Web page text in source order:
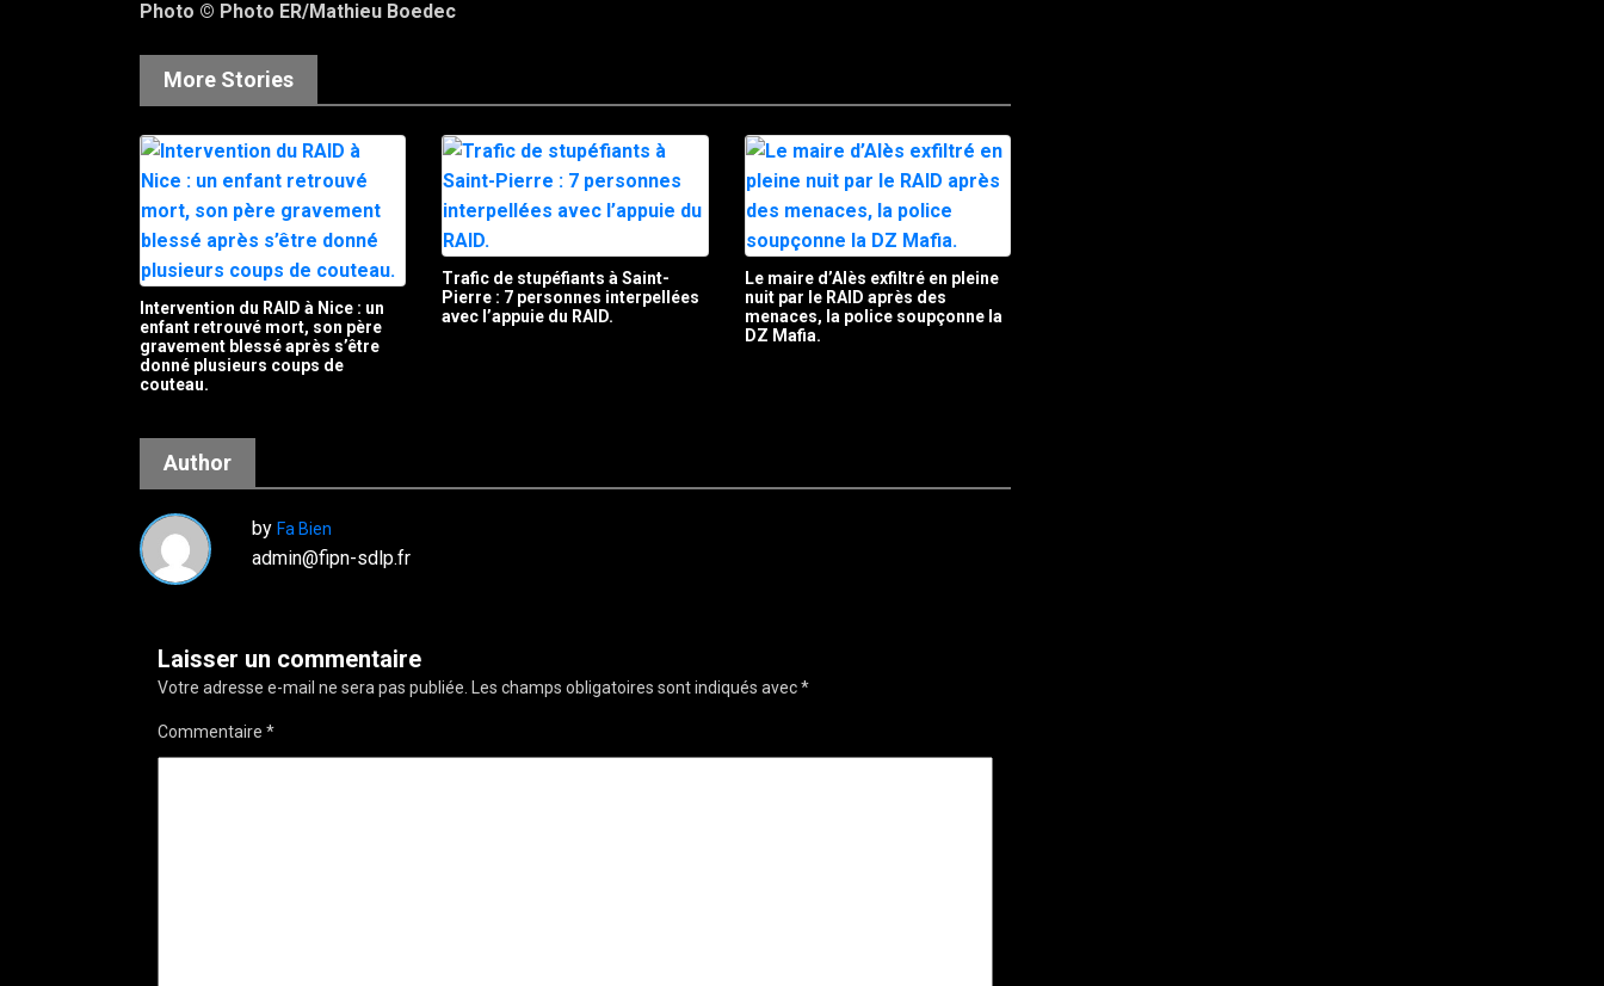
Photo © Photo ER/Mathieu Boedec
More Stories
Intervention du RAID à Nice : un
enfant retrouvé mort, son père
gravement blessé après s’être
donné plusieurs coups de
couteau.
Trafic de stupéfiants à Saint-
Pierre : 7 personnes interpellées
avec l’appuie du RAID.
Le maire d’Alès exfiltré en pleine
nuit par le RAID après des
menaces, la police soupçonne la
DZ Mafia.
Author
by Fa Bien
admin@fipn-sdlp.fr
Laisser un commentaire
Votre adresse e-mail ne sera pas publiée. Les champs obligatoires sont indiqués avec*
Commentaire *